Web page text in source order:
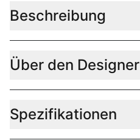
Beschreibung
Über den Designer
Spezifikationen